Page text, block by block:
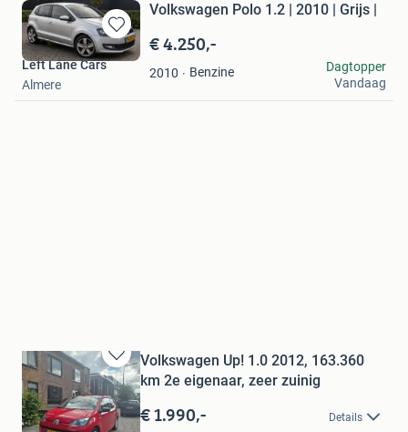
Bewaren
in
Mijn
Volkswagen Polo 1.2 | 2010 | Grijs |
€ 4.250,-
2010 Benzine
Left Lane Cars
Almere
Dagtopper
Vandaag
Bewaren
in
Mijn
Favorieten
Volkswagen Up! 1.0 2012, 163.360
km 2e eigenaar, zeer zuinig
€ 1.990,- Details